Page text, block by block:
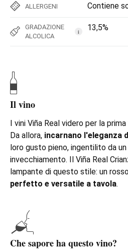
ALLERGENI Contiene
GRADAZIONE
ALCOLICA
i 13,5%
Il vino
I vini Viña Real videro per la
Da allora, incarnano l'eleganza
loro gusto pieno, ingentilito da
invecchiamento. Il Viña Real
lampante di questo stile: un
perfetto e versatile a tavola.
Che sapore ha questo vino?